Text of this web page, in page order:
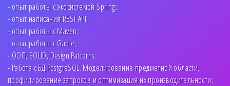
- опыт работы с экосистемой Spring;
- опыт написания REST API;
- опыт работы с Maven;
- опыт работы с Gadle;
- ООП, SOLID, Design Patterns;
- Работа с БД PostgreSQL. Моделирование предметной области,
профилирование запросов и оптимизация их производительности;